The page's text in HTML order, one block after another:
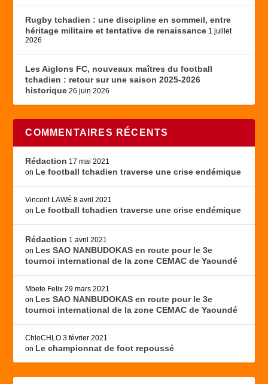
Rugby tchadien : une discipline en sommeil, entre
héritage militaire et tentative de renaissance 1 juillet
2026
Les Aiglons FC, nouveaux maîtres du football
tchadien : retour sur une saison 2025-2026
historique 26 juin 2026
COMMENTAIRES RÉCENTS
Rédaction 17 mai 2021
on Le football tchadien traverse une crise endémique
Vincent LAWÉ 8 avril 2021
on Le football tchadien traverse une crise endémique
Rédaction 1 avril 2021
on Les SAO NANBUDOKAS en route pour le 3e
tournoi international de la zone CEMAC de Yaoundé
Mbete Felix 29 mars 2021
on Les SAO NANBUDOKAS en route pour le 3e
tournoi international de la zone CEMAC de Yaoundé
ChloCHLO 3 février 2021
on Le championnat de foot repoussé